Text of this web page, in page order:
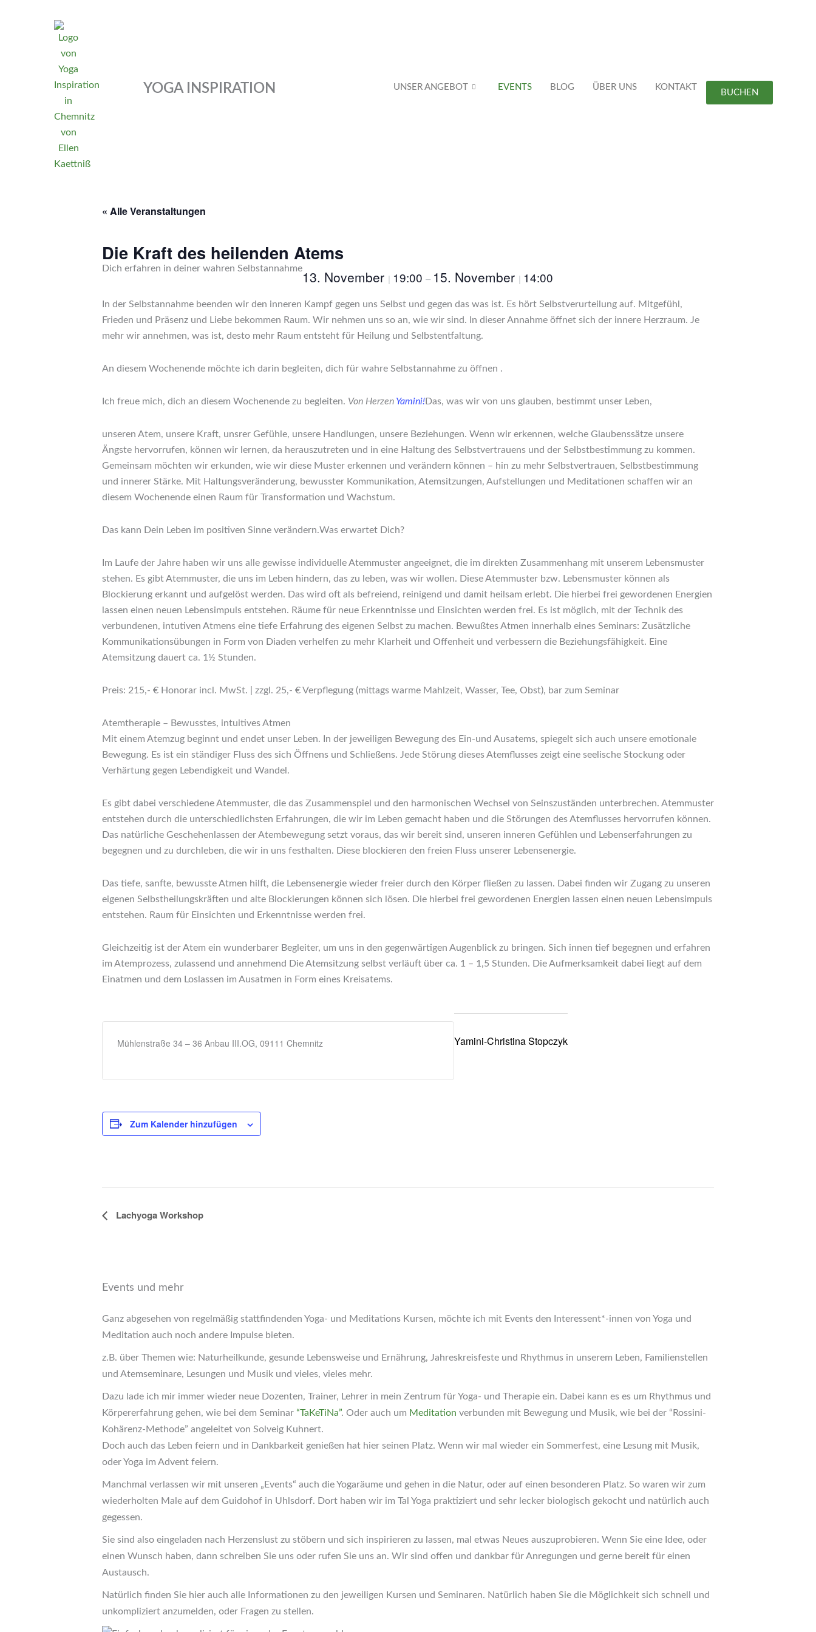
YOGA INSPIRATION UNSER ANGEBOT EVENTS BLOG ÜBER UNS KONTAKT
BUCHEN
« Alle Veranstaltungen
Die Kraft des heilenden Atems
Dich erfahren in deiner wahren Selbstannahme13. November | 19:00 – 15. November | 14:00
In der Selbstannahme beenden wir den inneren Kampf gegen uns Selbst und gegen das was ist. Es hört Selbstverurteilung auf. Mitgefühl,
Frieden und Präsenz und Liebe bekommen Raum. Wir nehmen uns so an, wie wir sind. In dieser Annahme öffnet sich der innere Herzraum. Je
mehr wir annehmen, was ist, desto mehr Raum entsteht für Heilung und Selbstentfaltung.
An diesem Wochenende möchte ich darin begleiten, dich für wahre Selbstannahme zu öffnen .
Ich freue mich, dich an diesem Wochenende zu begleiten. Von Herzen Yamini!Das, was wir von uns glauben, bestimmt unser Leben,
unseren Atem, unsere Kraft, unsrer Gefühle, unsere Handlungen, unsere Beziehungen. Wenn wir erkennen, welche Glaubenssätze unsere
Ängste hervorrufen, können wir lernen, da herauszutreten und in eine Haltung des Selbstvertrauens und der Selbstbestimmung zu kommen.
Gemeinsam möchten wir erkunden, wie wir diese Muster erkennen und verändern können – hin zu mehr Selbstvertrauen, Selbstbestimmung
und innerer Stärke. Mit Haltungsveränderung, bewusster Kommunikation, Atemsitzungen, Aufstellungen und Meditationen schaffen wir an
diesem Wochenende einen Raum für Transformation und Wachstum.
Das kann Dein Leben im positiven Sinne verändern.Was erwartet Dich?
Im Laufe der Jahre haben wir uns alle gewisse individuelle Atemmuster angeeignet, die im direkten Zusammenhang mit unserem Lebensmuster
stehen. Es gibt Atemmuster, die uns im Leben hindern, das zu leben, was wir wollen. Diese Atemmuster bzw. Lebensmuster können als
Blockierung erkannt und aufgelöst werden. Das wird oft als befreiend, reinigend und damit heilsam erlebt. Die hierbei frei gewordenen Energien
lassen einen neuen Lebensimpuls entstehen. Räume für neue Erkenntnisse und Einsichten werden frei. Es ist möglich, mit der Technik des
verbundenen, intutiven Atmens eine tiefe Erfahrung des eigenen Selbst zu machen. Bewußtes Atmen innerhalb eines Seminars: Zusätzliche
Kommunikationsübungen in Form von Diaden verhelfen zu mehr Klarheit und Offenheit und verbessern die Beziehungsfähigkeit. Eine
Atemsitzung dauert ca. 1½ Stunden.
Preis: 215,- € Honorar incl. MwSt. | zzgl. 25,- € Verpflegung (mittags warme Mahlzeit, Wasser, Tee, Obst), bar zum Seminar
Atemtherapie – Bewusstes, intuitives Atmen
Mit einem Atemzug beginnt und endet unser Leben. In der jeweiligen Bewegung des Ein-und Ausatems, spiegelt sich auch unsere emotionale
Bewegung. Es ist ein ständiger Fluss des sich Öffnens und Schließens. Jede Störung dieses Atemflusses zeigt eine seelische Stockung oder
Verhärtung gegen Lebendigkeit und Wandel.
Es gibt dabei verschiedene Atemmuster, die das Zusammenspiel und den harmonischen Wechsel von Seinszuständen unterbrechen. Atemmuster
entstehen durch die unterschiedlichsten Erfahrungen, die wir im Leben gemacht haben und die Störungen des Atemflusses hervorrufen können.
Das natürliche Geschehenlassen der Atembewegung setzt voraus, das wir bereit sind, unseren inneren Gefühlen und Lebenserfahrungen zu
begegnen und zu durchleben, die wir in uns festhalten. Diese blockieren den freien Fluss unserer Lebensenergie.
Das tiefe, sanfte, bewusste Atmen hilft, die Lebensenergie wieder freier durch den Körper fließen zu lassen. Dabei finden wir Zugang zu unseren
eigenen Selbstheilungskräften und alte Blockierungen können sich lösen. Die hierbei frei gewordenen Energien lassen einen neuen Lebensimpuls
entstehen. Raum für Einsichten und Erkenntnisse werden frei.
Gleichzeitig ist der Atem ein wunderbarer Begleiter, um uns in den gegenwärtigen Augenblick zu bringen. Sich innen tief begegnen und erfahren
im Atemprozess, zulassend und annehmend Die Atemsitzung selbst verläuft über ca. 1 – 1,5 Stunden. Die Aufmerksamkeit dabei liegt auf dem
Einatmen und dem Loslassen im Ausatmen in Form eines Kreisatems.
Mühlenstraße 34 – 36 Anbau III.OG, 09111 Chemnitz Yamini-Christina Stopczyk
Zum Kalender hinzufügen
Veranstaltung-
Lachyoga Workshop
Events und mehr
Ganz abgesehen von regelmäßig stattfindenden Yoga- und Meditations Kursen, möchte ich mit Events den Interessent*-innen von Yoga und
Meditation auch noch andere Impulse bieten.
z.B. über Themen wie: Naturheilkunde, gesunde Lebensweise und Ernährung, Jahreskreisfeste und Rhythmus in unserem Leben, Familienstellen
und Atemseminare, Lesungen und Musik und vieles, vieles mehr.
Dazu lade ich mir immer wieder neue Dozenten, Trainer, Lehrer in mein Zentrum für Yoga- und Therapie ein. Dabei kann es es um Rhythmus und
Körpererfahrung gehen, wie bei dem Seminar “TaKeTiNa”. Oder auch um Meditation verbunden mit Bewegung und Musik, wie bei der “Rossini-
Kohärenz-Methode” angeleitet von Solveig Kuhnert.
Doch auch das Leben feiern und in Dankbarkeit genießen hat hier seinen Platz. Wenn wir mal wieder ein Sommerfest, eine Lesung mit Musik,
oder Yoga im Advent feiern.
Manchmal verlassen wir mit unseren „Events“ auch die Yogaräume und gehen in die Natur, oder auf einen besonderen Platz. So waren wir zum
wiederholten Male auf dem Guidohof in Uhlsdorf. Dort haben wir im Tal Yoga praktiziert und sehr lecker biologisch gekocht und natürlich auch
gegessen.
Sie sind also eingeladen nach Herzenslust zu stöbern und sich inspirieren zu lassen, mal etwas Neues auszuprobieren. Wenn Sie eine Idee, oder
einen Wunsch haben, dann schreiben Sie uns oder rufen Sie uns an. Wir sind offen und dankbar für Anregungen und gerne bereit für einen
Austausch.
Natürlich finden Sie hier auch alle Informationen zu den jeweiligen Kursen und Seminaren. Natürlich haben Sie die Möglichkeit sich schnell und
unkompliziert anzumelden, oder Fragen zu stellen.